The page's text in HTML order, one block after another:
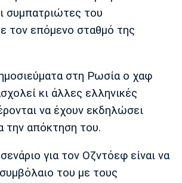
Ρεάλ
Ατλέτικο
συμπατριώτες του
τον επόμενο σταθμό της
στη Ρωσία ο χαφ
κι άλλες ελληνικές
να έχουν εκδηλώσει
την απόκτηση του.
για τον Οζντόεφ είναι να
του με τους